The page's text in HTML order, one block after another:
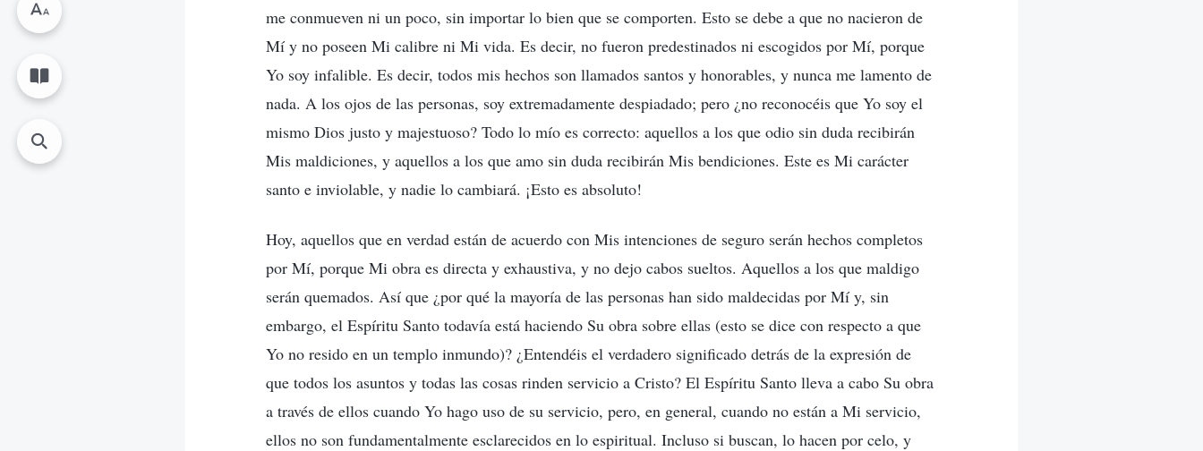
me conmueven ni un poco, sin importar lo bien que se comporten. Esto se debe a que no nacieron de
Mí y no poseen Mi calibre ni Mi vida. Es decir, no fueron predestinados ni escogidos por Mí, porque
Yo soy infalible. Es decir, todos mis hechos son llamados santos y honorables, y nunca me lamento de
nada. A los ojos de las personas, soy extremadamente despiadado; pero ¿no reconocéis que Yo soy el
mismo Dios justo y majestuoso? Todo lo mío es correcto: aquellos a los que odio sin duda recibirán
Mis maldiciones, y aquellos a los que amo sin duda recibirán Mis bendiciones. Este es Mi carácter
santo e inviolable, y nadie lo cambiará. ¡Esto es absoluto!
Hoy, aquellos que en verdad están de acuerdo con Mis intenciones de seguro serán hechos completos
por Mí, porque Mi obra es directa y exhaustiva, y no dejo cabos sueltos. Aquellos a los que maldigo
serán quemados. Así que ¿por qué la mayoría de las personas han sido maldecidas por Mí y, sin
embargo, el Espíritu Santo todavía está haciendo Su obra sobre ellas (esto se dice con respecto a que
Yo no resido en un templo inmundo)? ¿Entendéis el verdadero significado detrás de la expresión de
que todos los asuntos y todas las cosas rinden servicio a Cristo? El Espíritu Santo lleva a cabo Su obra
a través de ellos cuando Yo hago uso de su servicio, pero, en general, cuando no están a Mi servicio,
ellos no son fundamentalmente esclarecidos en lo espiritual. Incluso si buscan, lo hacen por celo, y